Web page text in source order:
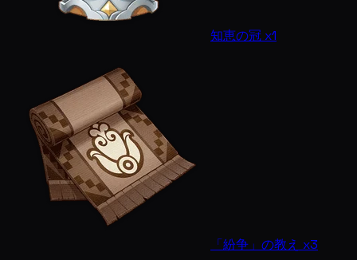
知恵の冠 x1
「紛争」の教え x3